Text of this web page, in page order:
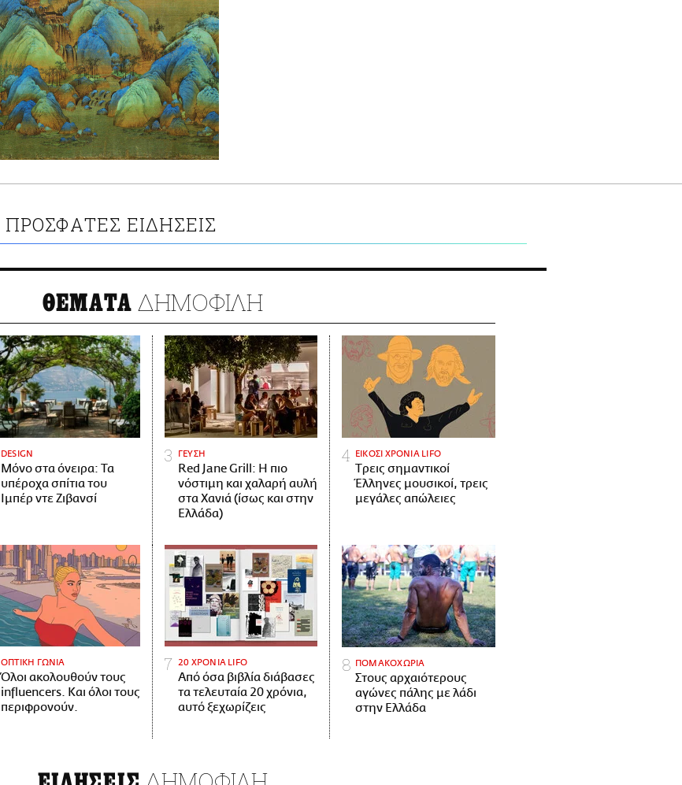
ΠΡΟΣΦΑΤΕΣ ΕΙΔΗΣΕΙΣ
ΘΕΜΑΤΑ ΔΗΜΟΦΙΛΗ
DESIGN
Μόνο στα όνειρα: Τα
υπέροχα σπίτια του
Ιμπέρ ντε Ζιβανσί
ΓΕΥΣΗ
Red Jane Grill: Η πιο
νόστιμη και χαλαρή αυλή
στα Χανιά (ίσως και στην
Ελλάδα)
ΕΙΚΟΣΙ ΧΡΟΝΙΑ LIFO
Tρεις σημαντικοί
Έλληνες μουσικοί, τρεις
μεγάλες απώλειες
ΟΠΤΙΚΗ ΓΩΝΙΑ
Όλοι ακολουθούν τους
influencers. Και όλοι τους
περιφρονούν.
20 ΧΡΟΝΙΑ LIFO
Από όσα βιβλία διάβασες
τα τελευταία 20 χρόνια,
αυτό ξεχωρίζεις
ΠΟΜΑΚΟΧΩΡΙΑ
Στους αρχαιότερους
αγώνες πάλης με λάδι
στην Ελλάδα